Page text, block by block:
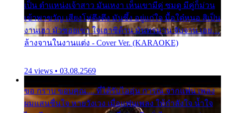
เป็น ตำแหน่งเจ้าสาว มันเหงา เห็นเขามีคู่ ซมดู มีคู่ก็ม่วน
เข้าพาขวัญ เสียงโห่ตึงตึง มันซึ้ง อยู่แก่ใจ มื้อใด๋หนอ สิเป็น
งานเฮา มัวซอยเขา ใจเฮาซิด้าน มันทรมาน จับจาน เอย…
ล้างจานในงานแต่ง - Cover Ver. (KARAOKE)
24 views • 03.08.2569
ขอ กราบ ขอบคุณ.... ที่ได้รับไออุ่น การุณ จากแฟน เพลง
ผมแสนชื่นใจ หายวังเวง เมื่อแฟนเพลง ให้กำลังใจ น้ำใจ